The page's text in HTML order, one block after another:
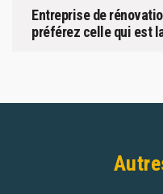
Entreprise de
préférez celle qui est